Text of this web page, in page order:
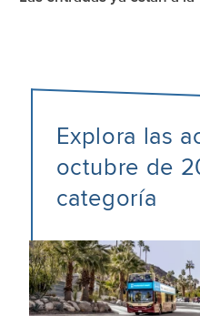
Explora las
octubre de
categoría